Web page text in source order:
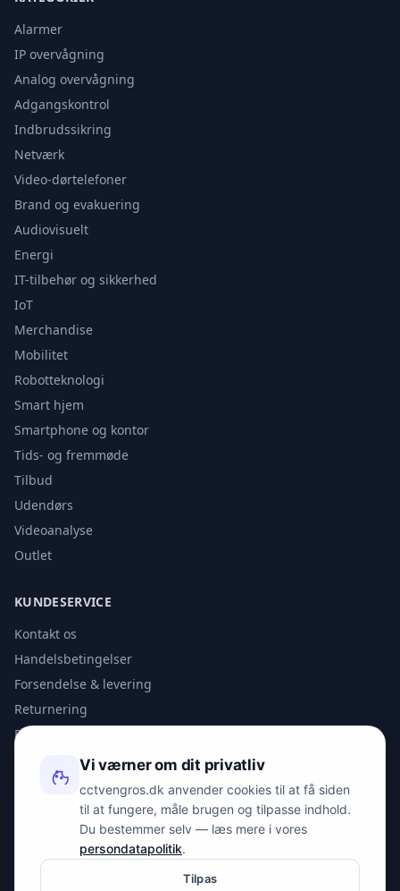
Alarmer
IP overvågning
Analog overvågning
Adgangskontrol
Indbrudssikring
Netværk
Video-dørtelefoner
Brand og evakuering
Audiovisuelt
Energi
IT-tilbehør og sikkerhed
IoT
Merchandise
Mobilitet
Robotteknologi
Smart hjem
Smartphone og kontor
Tids- og fremmøde
Tilbud
Udendørs
Videoanalyse
Outlet
KUNDESERVICE
Kontakt os
Handelsbetingelser
Forsendelse & levering
Returnering
Privatlivspolitik
KONTAKT
info@spyman.dk
Peter Bangs Vej 153, 2000 Frederiksberg
Vi værner om dit privatliv
cctvengros.dk anvender cookies til at få siden
til at fungere, måle brugen og tilpasse indhold.
Du bestemmer selv — læs mere i vores
persondatapolitik.
Tilpas